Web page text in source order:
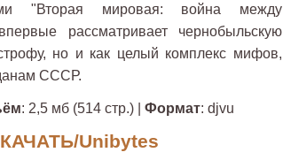
"Вторая мировая: война между
рассматривает чернобыльскую
но и как целый комплекс мифов,
СССР.
: 2,5 мб (514 стр.) | Формат: djvu
Unibytes